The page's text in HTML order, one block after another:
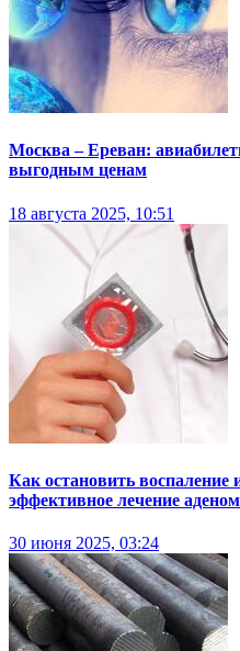
Москва – Ереван:
выгодным ценам
18 августа 2025, 10:51
Как остановить воспаление
эффективное лечение
30 июня 2025, 03:24